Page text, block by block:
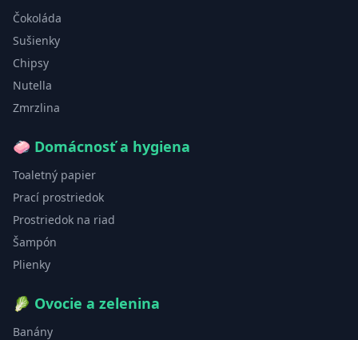
Čokoláda
Sušienky
Chipsy
Nutella
Zmrzlina
🧼 Domácnosť a hygiena
Toaletný papier
Prací prostriedok
Prostriedok na riad
Šampón
Plienky
🥬 Ovocie a zelenina
Banány